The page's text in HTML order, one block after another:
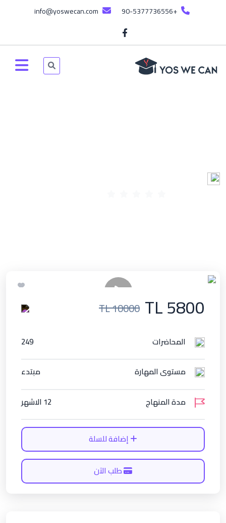
+90-5377736556
TL 5800
TL 10000
المحاضرات 249
مستوى المهارة مبتدء
مدة المنهاج 12 الاشهر
إضافة للسلة
طلب الآن